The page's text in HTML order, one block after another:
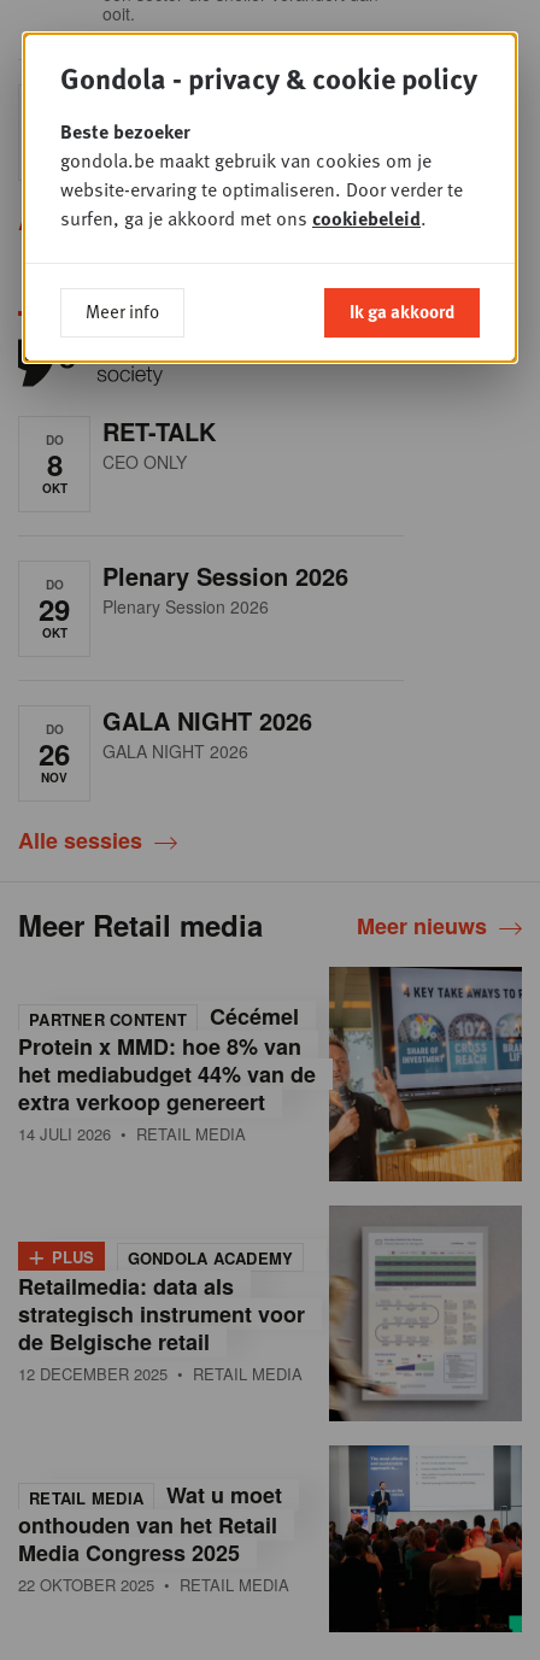
ooit.
24
SEP
Sales & nego Summit
2026
Sales & Nego summit 2026
Alle opleidingen
DO
8
OKT
RET-TALK
CEO ONLY
DO
29
OKT
Plenary Session 2026
Plenary Session 2026
DO
26
NOV
GALA NIGHT 2026
GALA NIGHT 2026
Alle sessies
Meer Retail media Meer nieuws
PARTNER CONTENT
Cécémel
Protein x MMD: hoe 8% van
het mediabudget 44% van de
extra verkoop genereert
14 JULI 2026 • RETAIL MEDIA
+ PLUS GONDOLA ACADEMY
Retailmedia: data als
strategisch instrument voor
de Belgische retail
12 DECEMBER 2025 • RETAIL MEDIA
RETAIL MEDIA
Wat u moet
onthouden van het Retail
Media Congress 2025
22 OKTOBER 2025 • RETAIL MEDIA
Gondola - privacy & cookie policy
Beste bezoeker
gondola.be maakt gebruik van cookies om je
website-ervaring te optimaliseren. Door verder te
surfen, ga je akkoord met ons cookiebeleid.
Meer info Ik ga akkoord